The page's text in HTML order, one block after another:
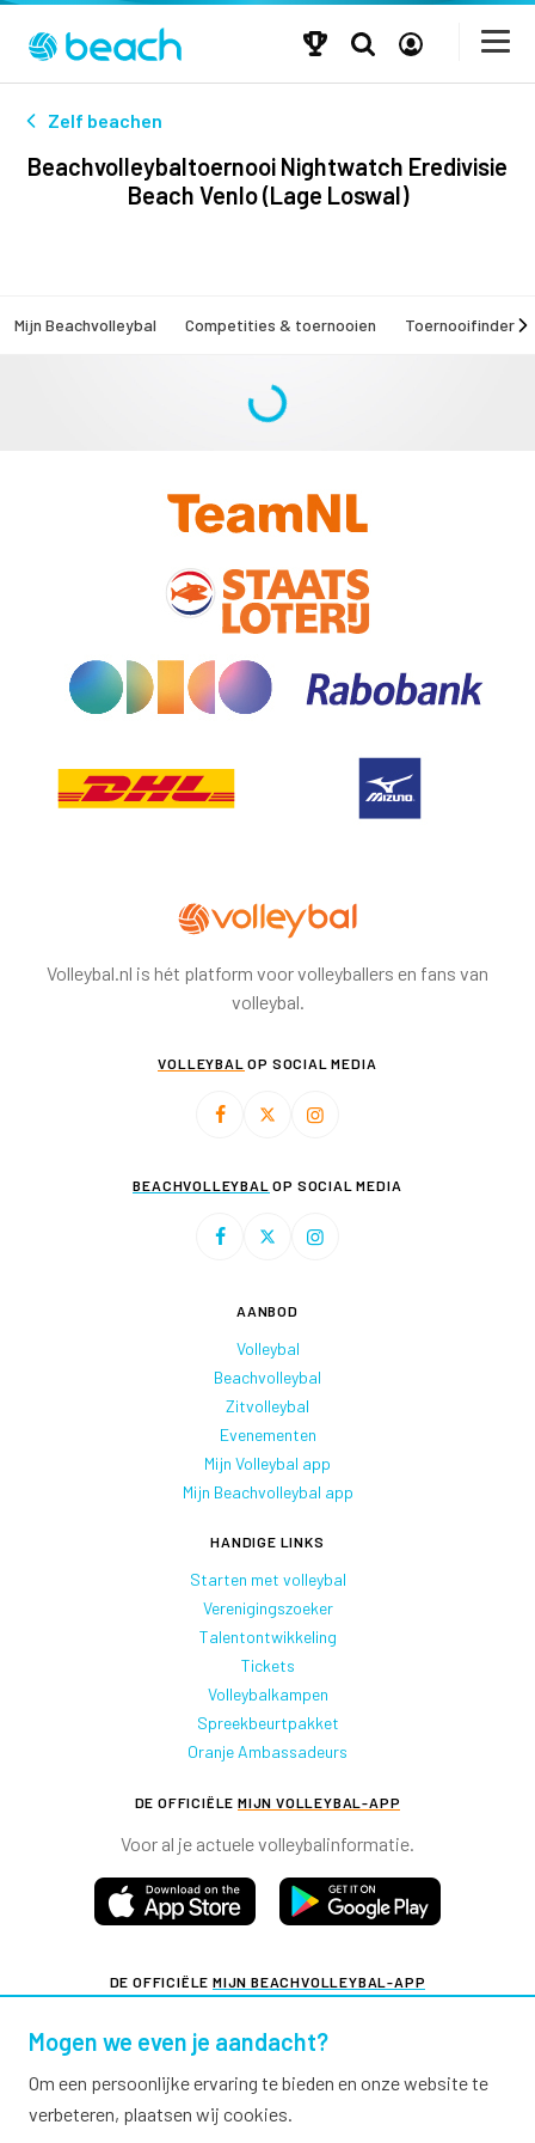
Zelf beachen
Beachvolleybaltoernooi Nightwatch Eredivisie
Beach Venlo (Lage Loswal)
Mijn Beachvolleybal Competities & toernooien Toernooifinder
Volleybal.nl is hét platform voor volleyballers en fans van
volleybal.
VOLLEYBAL OP SOCIAL MEDIA
BEACHVOLLEYBAL OP SOCIAL MEDIA
AANBOD
Volleybal
Beachvolleybal
Zitvolleybal
Evenementen
Mijn Volleybal app
Mijn Beachvolleybal app
HANDIGE LINKS
Starten met volleybal
Verenigingszoeker
Talentontwikkeling
Tickets
Volleybalkampen
Spreekbeurtpakket
Oranje Ambassadeurs
DE OFFICIËLE MIJN VOLLEYBAL-APP
Voor al je actuele volleybalinformatie.
DE OFFICIËLE MIJN BEACHVOLLEYBAL-APP
Mogen we even je aandacht?
Om een persoonlijke ervaring te bieden en onze website te
verbeteren, plaatsen wij cookies.